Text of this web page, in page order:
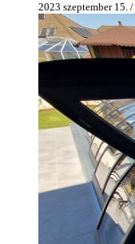
2023 szeptember 15. /